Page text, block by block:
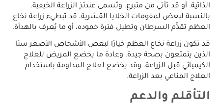
الذاتية. أو قد تأتي من متبرع، وتُسمى عندئذٍ الزراعة الخيفية.
بالنسبة لبعض لمفومات الخلايا القشرية، قد تبطيء زراعة نخاع
العظم تقدُّم السرطان وتطيل فترة خموده، أو ما يُعرف بالهدأة.
قد تكون زراعة نخاع العظم خيارًا لبعض الأشخاص الأصغر سنًا
الذين يتمتعون بصحة جيدة. وعادة ما يخضع المريض للعلاج
الكيميائي قبل الزراعة. وقد يخضع لعلاج المداومة باستخدام
العلاج المناعي بعد الزراعة.
التأقلم والدعم